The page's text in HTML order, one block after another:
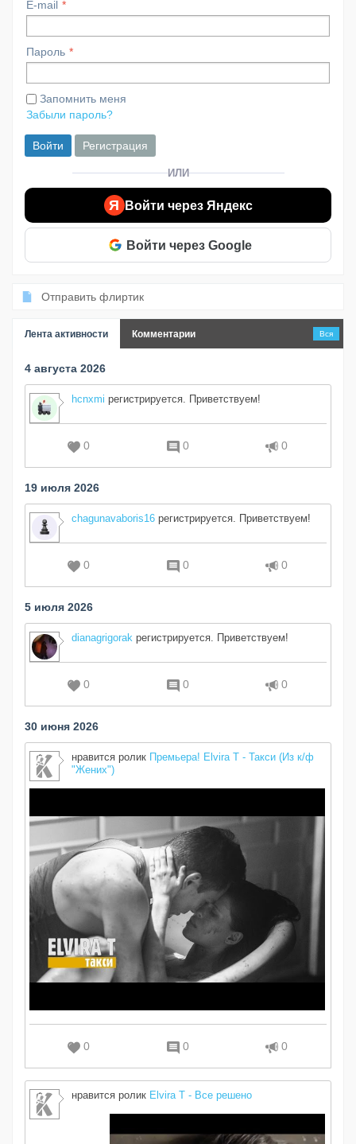
E-mail
Пароль
Запомнить меня
Забыли пароль?
Войти Регистрация
ИЛИ
Я Войти через Яндекс
Войти через Google
Отправить флиртик
Лента активности Комментарии Вся
4 августа 2026
hcnxmi регистрируется. Приветствуем!
0 0 0
19 июля 2026
chagunavaboris16 регистрируется. Приветствуем!
0 0 0
5 июля 2026
dianagrigorak регистрируется. Приветствуем!
0 0 0
30 июня 2026
нравится ролик Премьера! Elvira T - Такси (Из к/ф
"Жених")
0 0 0
нравится ролик Elvira T - Все решено